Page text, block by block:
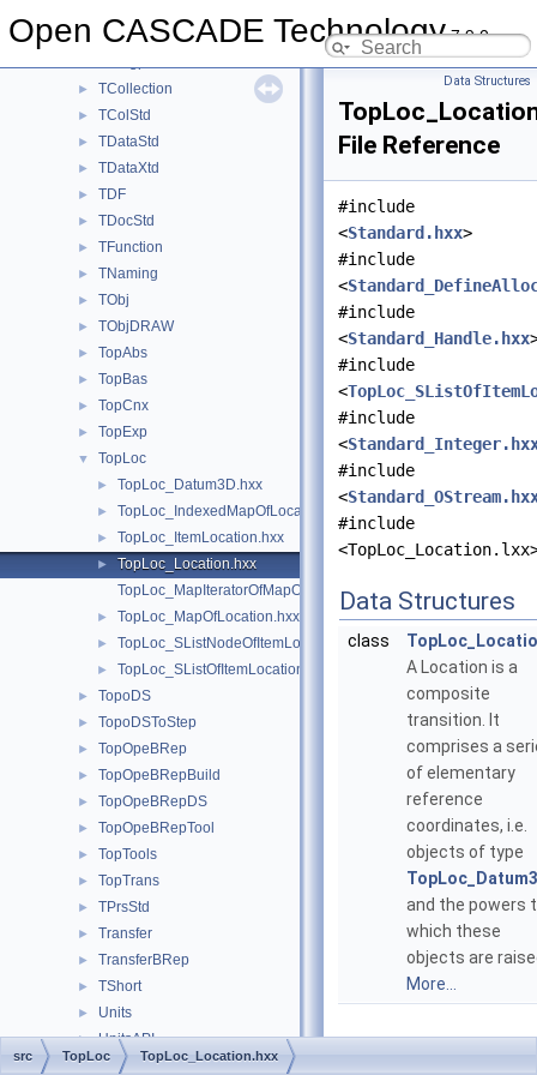
Open CASCADE Technology7.9.0
TColGeom2d
► TCollection
► TColStd
► TDataStd
► TDataXtd
► TDF
► TDocStd
► TFunction
► TNaming
► TObj
► TObjDRAW
► TopAbs
► TopBas
► TopCnx
► TopExp
▼ TopLoc
► TopLoc_Datum3D.hxx
► TopLoc_IndexedMapOfLocation.hxx
► TopLoc_ItemLocation.hxx
►
TopLoc_Location.hxx
TopLoc_MapIteratorOfMapOfLocation.hxx
► TopLoc_MapOfLocation.hxx
► TopLoc_SListNodeOfItemLocation.hxx
► TopLoc_SListOfItemLocation.hxx
► TopoDS
► TopoDSToStep
► TopOpeBRep
► TopOpeBRepBuild
► TopOpeBRepDS
► TopOpeBRepTool
► TopTools
► TopTrans
► TPrsStd
► Transfer
► TransferBRep
► TShort
► Units
► UnitsAPI
► UnitsMethods
Data Structures
File Reference
#include
<Standard.hxx>
#include
<
#include
<Standard_Handle.hxx
#include
<
#include
<
#include
<
#include
Data Structures
class
A Location is a
composite
transition. It
comprises a
of elementary
reference
coordinates, i.e.
objects of type
and the powers
which these
objects are
More...
src TopLoc TopLoc_Location.hxx